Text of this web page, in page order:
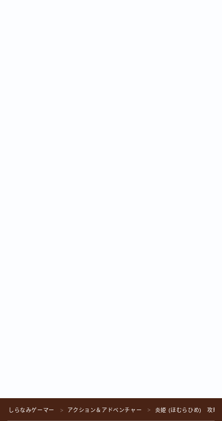
しらなみゲーマー ＞ アクション＆アドベンチャー ＞ 炎姫 (ほむらひめ) 攻